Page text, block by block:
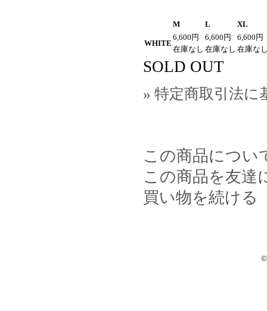
M L XL
WHITE
6,600円
在庫なし
6,600円
在庫なし
6,600円
在庫な
SOLD OUT
» 特定商取引法に
この商品につい
この商品を友達
買い物を続ける
©